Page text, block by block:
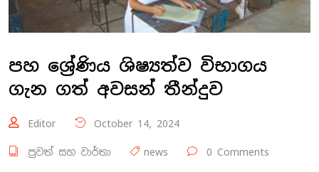
පහ ශ්‍රේණිය ශිෂ්‍යත්ව විභාගය
ගැන ගත් අවසන් තීන්දුව
Editor October 14, 2024
පුවත් සහ වාර්තා news 0 Comments